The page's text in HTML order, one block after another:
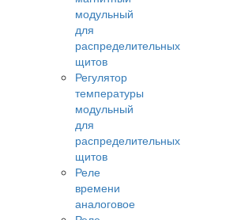
модульный
для
распределительных
щитов
Регулятор
температуры
модульный
для
распределительных
щитов
Реле
времени
аналоговое